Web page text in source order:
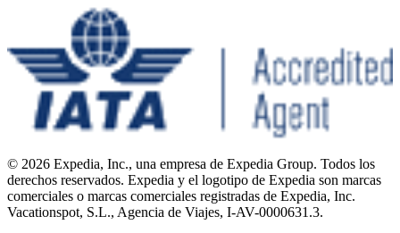
© 2026 Expedia, Inc., una empresa de Expedia Group. Todos los
derechos reservados. Expedia y el logotipo de Expedia son marcas
comerciales o marcas comerciales registradas de Expedia, Inc.
Vacationspot, S.L., Agencia de Viajes, I-AV-0000631.3.